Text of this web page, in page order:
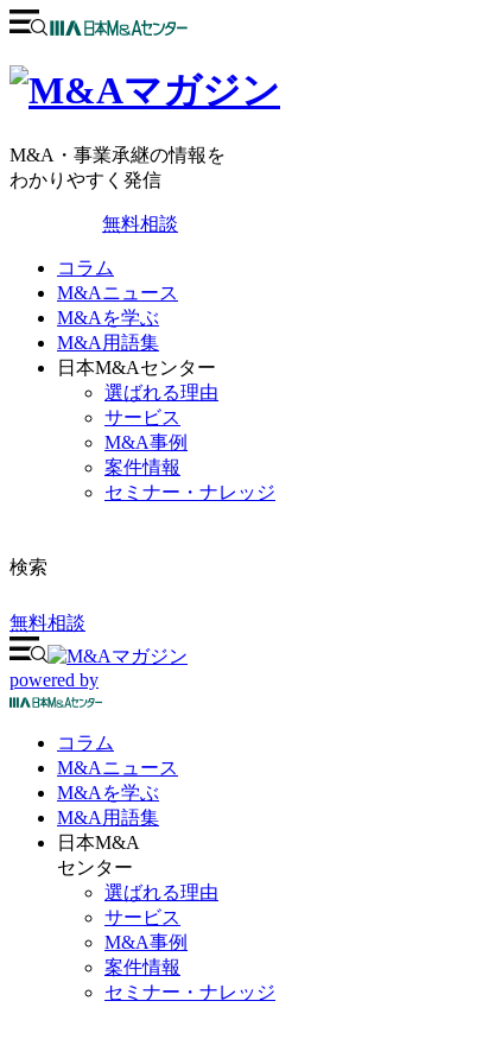
M&A・事業承継の情報を
わかりやすく発信
無料相談
コラム
M&Aニュース
M&Aを学ぶ
M&A用語集
日本M&Aセンター
選ばれる理由
サービス
M&A事例
案件情報
セミナー・ナレッジ
検索
無料相談
powered by
コラム
M&Aニュース
M&Aを学ぶ
M&A 用語集
日本M&A
センター
選ばれる理由
サービス
M&A事例
案件情報
セミナー・ナレッジ